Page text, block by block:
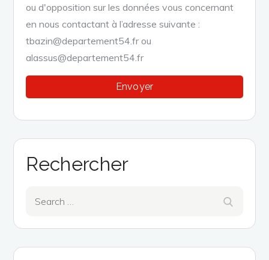
ou d'opposition sur les données vous concernant
en nous contactant à l’adresse suivante :
tbazin@departement54.fr ou
alassus@departement54.fr
Rechercher